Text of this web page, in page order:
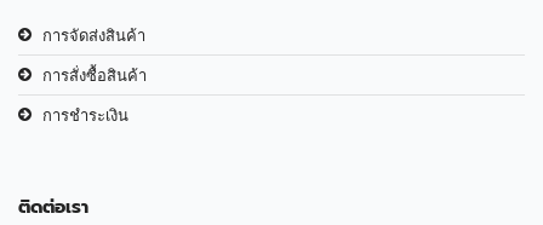
การจัดส่งสินค้า
การสั่งซื้อสินค้า
การชำระเงิน
ติดต่อเรา